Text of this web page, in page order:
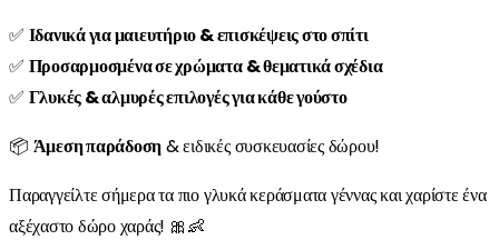
✅ Ιδανικά για μαιευτήριο & επισκέψεις στο σπίτι
✅ Προσαρμοσμένα σε χρώματα & θεματικά σχέδια
✅ Γλυκές & αλμυρές επιλογές για κάθε γούστο
📦 Άμεση παράδοση& ειδικές συσκευασίες δώρου!
Παραγγείλτε σήμερα τα πιο γλυκά κεράσματα γέννας και χαρίστε ένα
αξέχαστο δώρο χαράς! 🎀👶